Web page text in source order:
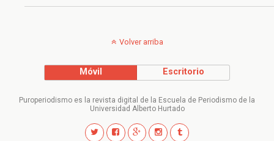
Volver arriba
Móvil Escritorio
Puroperiodismo es la revista digital de la Escuela de Periodismo de la
Universidad Alberto Hurtado